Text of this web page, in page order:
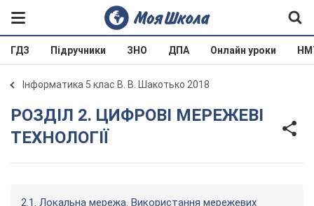
ГДЗ Підручники ЗНО ДПА Онлайн уроки
Інформатика 5 клас В. В. Шакотько 2018
РОЗДІЛ 2. ЦИФРОВІ МЕРЕЖЕВІ
ТЕХНОЛОГІЇ
2.1. Локальна мережа. Використання мережевих